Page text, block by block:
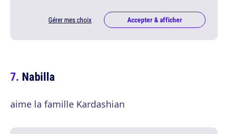
Gérer mes choix Accepter & afficher
Nabilla
aime la famille Kardashian